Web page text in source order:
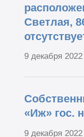
Светлая,
9 декабря 2022
«Иж» гос.
9 декабря 2022